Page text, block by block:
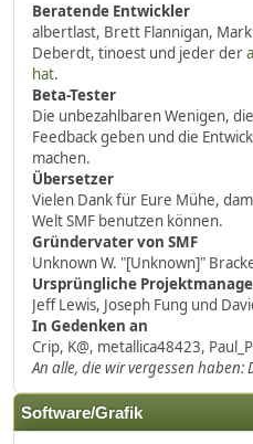
Beratende Entwickler
albertlast, Brett Flannigan, Mark
Deberdt, tinoest und jeder der
hat.
Beta-Tester
Die unbezahlbaren Wenigen,
Feedback geben und die
machen.
Übersetzer
Vielen Dank für Eure Mühe,
Welt SMF benutzen können.
Gründervater von SMF
Unknown W. "[Unknown]"
Ursprüngliche
Jeff Lewis, Joseph Fung und
In Gedenken an
Crip, K@, metallica48423,
An alle, die wir vergessen haben:
Software/Grafik